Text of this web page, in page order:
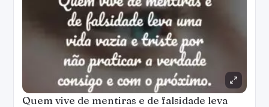
Quem vive de mentiras e de falsidade leva